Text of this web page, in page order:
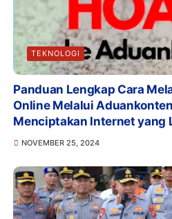
TEKNOLOGI
Panduan Lengkap Cara
Online Melalui
Menciptakan Internet yang
NOVEMBER 25, 2024